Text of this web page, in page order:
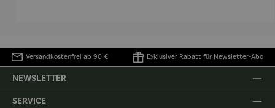
Versandkostenfrei ab 90 € Exklusiver Rabatt für Newsletter-Abo
NEWSLETTER
SERVICE